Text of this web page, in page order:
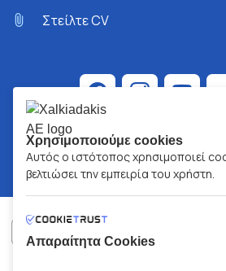
Στείλτε CV
Χρησιμοποιούμε cookies
Αυτός ο ιστότοπος χρησιμοποιεί
βελτιώσει την εμπειρία του χρήστη.
Απαραίτητα Cookies